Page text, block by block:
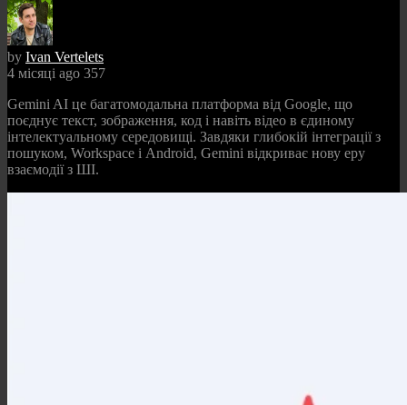
by Ivan Vertelets
4 місяці ago 357
Gemini AI це багатомодальна платформа від Google, що
поєднує текст, зображення, код і навіть відео в єдиному
інтелектуальному середовищі. Завдяки глибокій інтеграції з
пошуком, Workspace і Android, Gemini відкриває нову еру
взаємодії з ШІ.